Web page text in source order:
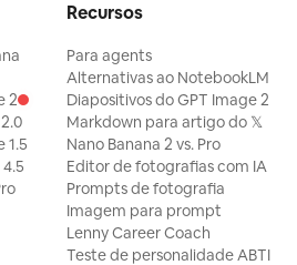
2
1.5
Recursos
Para agents
Alternativas ao NotebookLM
Diapositivos do GPT Image 2
Markdown para artigo do 𝕏
Nano Banana 2 vs. Pro
Editor de fotografias com IA
Prompts de fotografia
Imagem para prompt
Lenny Career Coach
Teste de personalidade ABTI